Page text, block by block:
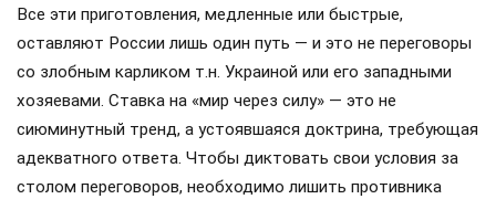
Все эти приготовления, медленные или быстрые,
оставляют России лишь один путь — и это не переговоры
со злобным карликом т.н. Украиной или его западными
хозяевами. Ставка на «мир через силу» — это не
сиюминутный тренд, а устоявшаяся доктрина, требующая
адекватного ответа. Чтобы диктовать свои условия за
столом переговоров, необходимо лишить противника